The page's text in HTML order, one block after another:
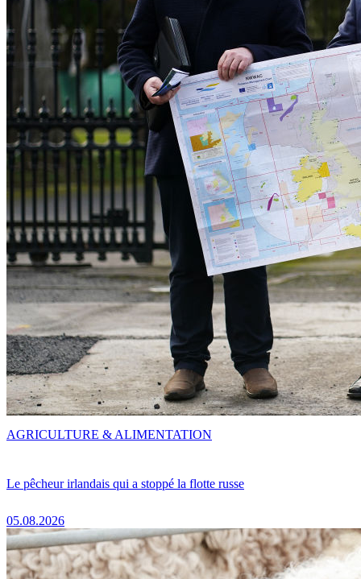
Le pêcheur irlandais qui a stoppé la flotte russe
05.08.2026
AGRICULTURE & ALIMENTATION